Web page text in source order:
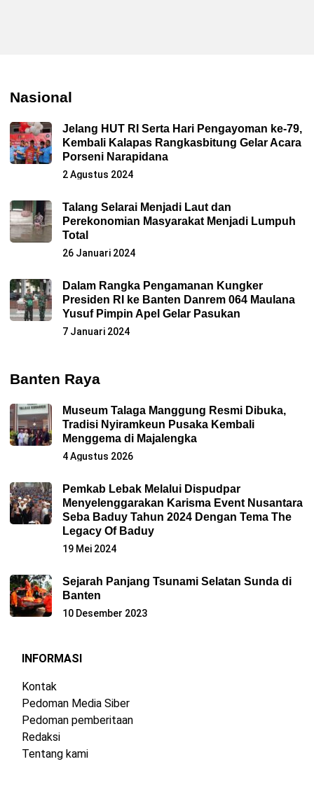
Nasional
Jelang HUT RI Serta Hari Pengayoman ke-79,
Kembali Kalapas Rangkasbitung Gelar Acara
Porseni Narapidana
2 Agustus 2024
Talang Selarai Menjadi Laut dan
Perekonomian Masyarakat Menjadi Lumpuh
Total
26 Januari 2024
Dalam Rangka Pengamanan Kungker
Presiden RI ke Banten Danrem 064 Maulana
Yusuf Pimpin Apel Gelar Pasukan
7 Januari 2024
Banten Raya
Museum Talaga Manggung Resmi Dibuka,
Tradisi Nyiramkeun Pusaka Kembali
Menggema di Majalengka
4 Agustus 2026
Pemkab Lebak Melalui Dispudpar
Menyelenggarakan Karisma Event Nusantara
Seba Baduy Tahun 2024 Dengan Tema The
Legacy Of Baduy
19 Mei 2024
Sejarah Panjang Tsunami Selatan Sunda di
Banten
10 Desember 2023
INFORMASI
Kontak
Pedoman Media Siber
Pedoman pemberitaan
Redaksi
Tentang kami